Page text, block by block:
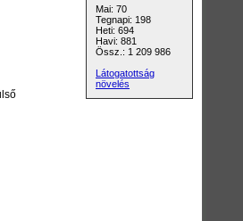
Mai: 70
Tegnapi: 198
Heti: 694
Havi: 881
Össz.: 1 209 986
Látogatottság
növelés